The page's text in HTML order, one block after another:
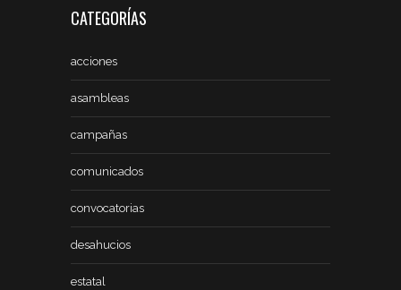
CATEGORÍAS
acciones
asambleas
campañas
comunicados
convocatorias
desahucios
estatal